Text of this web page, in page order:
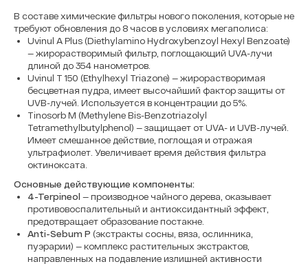
В составе химические фильтры нового поколения, которые не
требуют обновления до 8 часов в условиях мегаполиса:
Uvinul A Plus (Diethylamino Hydroxybenzoyl Hexyl Benzoate)
— жирорастворимый фильтр, поглощающий UVA-лучи
длиной до 354 нанометров.
Uvinul T 150 (Ethylhexyl Triazone) — жирорастворимая
бесцветная пудра, имеет высочайший фактор защиты от
UVB-лучей. Используется в концентрации до 5%.
Tinosorb M (Methylene Bis-Benzotriazolyl
Tetramethylbutylphenol) — защищает от UVA- и UVB-лучей.
Имеет смешанное действие, поглощая и отражая
ультрафиолет. Увеличивает время действия фильтра
октиноксата.
Основные действующие компоненты:
4-Terpineol — производное чайного дерева, оказывает
противовоспалительный и антиоксидантный эффект,
предотвращает образование постакне.
Anti-Sebum P (экстракты сосны, вяза, ослинника,
пуэрарии) — комплекс растительных экстрактов,
направленных на подавление излишней активности